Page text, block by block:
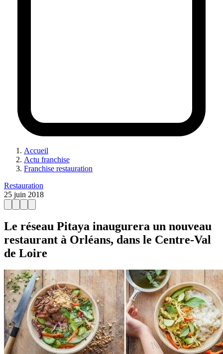
Accueil
Actu franchise
Franchise restauration
Restauration
25 juin 2018
Le réseau Pitaya inaugurera un nouveau
restaurant à Orléans, dans le Centre-Val
de Loire